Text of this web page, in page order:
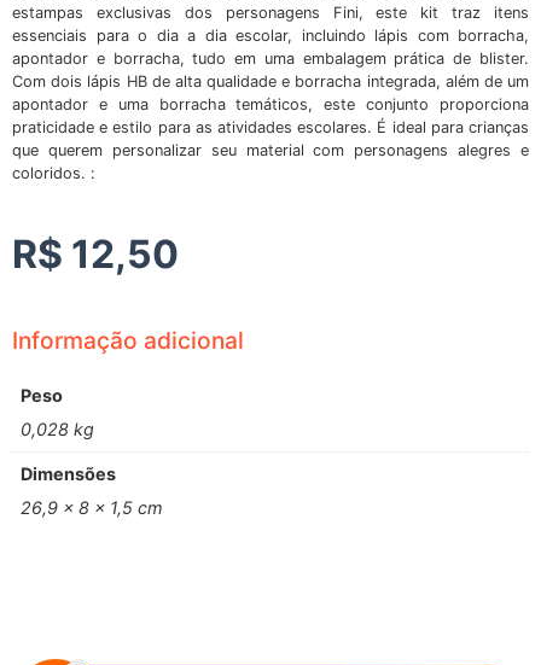
estampas exclusivas dos personagens Fini, este kit traz itens
essenciais para o dia a dia escolar, incluindo lápis com borracha,
apontador e borracha, tudo em uma embalagem prática de blister.
Com dois lápis HB de alta qualidade e borracha integrada, além de um
apontador e uma borracha temáticos, este conjunto proporciona
praticidade e estilo para as atividades escolares. É ideal para crianças
que querem personalizar seu material com personagens alegres e
coloridos. :
R$ 12,50
Informação adicional
Peso
0,028 kg
Dimensões
26,9 × 8 × 1,5 cm